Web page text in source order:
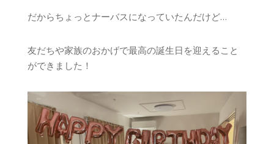
だからちょっとナーバスになっていたんだけど…
友だちや家族のおかげで最高の誕生日を迎えること
ができました！